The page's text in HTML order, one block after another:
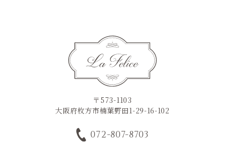
〒573-1103
大阪府枚方市楠葉野田1-29-16-102
072-807-8703